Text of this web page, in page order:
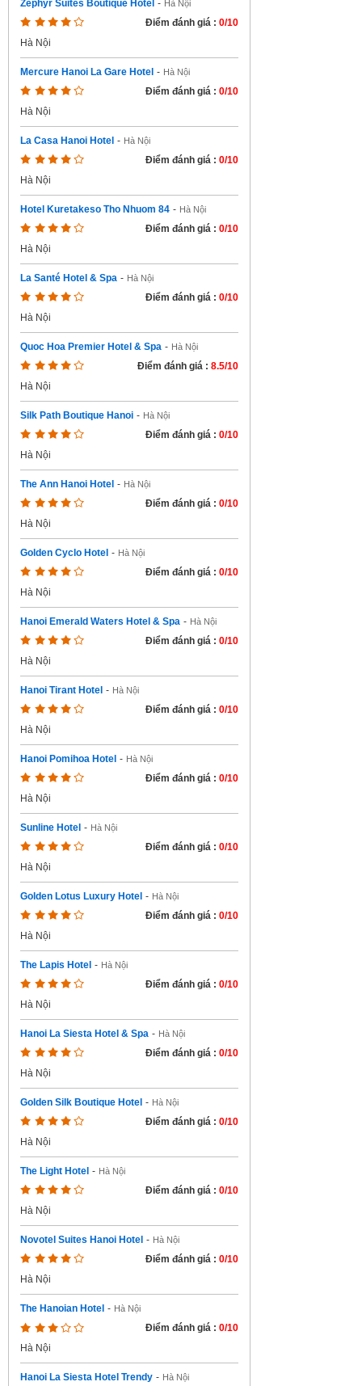
Zephyr Suites Boutique Hotel - Hà Nội
Điểm đánh giá : 0/10
Hà Nội
Mercure Hanoi La Gare Hotel - Hà Nội
Điểm đánh giá : 0/10
Hà Nội
La Casa Hanoi Hotel - Hà Nội
Điểm đánh giá : 0/10
Hà Nội
Hotel Kuretakeso Tho Nhuom 84 - Hà Nội
Điểm đánh giá : 0/10
Hà Nội
La Santé Hotel & Spa - Hà Nội
Điểm đánh giá : 0/10
Hà Nội
Quoc Hoa Premier Hotel & Spa - Hà Nội
Điểm đánh giá : 8.5/10
Hà Nội
Silk Path Boutique Hanoi - Hà Nội
Điểm đánh giá : 0/10
Hà Nội
The Ann Hanoi Hotel - Hà Nội
Điểm đánh giá : 0/10
Hà Nội
Golden Cyclo Hotel - Hà Nội
Điểm đánh giá : 0/10
Hà Nội
Hanoi Emerald Waters Hotel & Spa - Hà Nội
Điểm đánh giá : 0/10
Hà Nội
Hanoi Tirant Hotel - Hà Nội
Điểm đánh giá : 0/10
Hà Nội
Hanoi Pomihoa Hotel - Hà Nội
Điểm đánh giá : 0/10
Hà Nội
Sunline Hotel - Hà Nội
Điểm đánh giá : 0/10
Hà Nội
Golden Lotus Luxury Hotel - Hà Nội
Điểm đánh giá : 0/10
Hà Nội
The Lapis Hotel - Hà Nội
Điểm đánh giá : 0/10
Hà Nội
Hanoi La Siesta Hotel & Spa - Hà Nội
Điểm đánh giá : 0/10
Hà Nội
Golden Silk Boutique Hotel - Hà Nội
Điểm đánh giá : 0/10
Hà Nội
The Light Hotel - Hà Nội
Điểm đánh giá : 0/10
Hà Nội
Novotel Suites Hanoi Hotel - Hà Nội
Điểm đánh giá : 0/10
Hà Nội
The Hanoian Hotel - Hà Nội
Điểm đánh giá : 0/10
Hà Nội
Hanoi La Siesta Hotel Trendy - Hà Nội